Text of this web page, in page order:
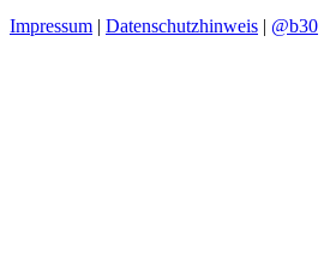
Impressum Datenschutzhinweis @b30